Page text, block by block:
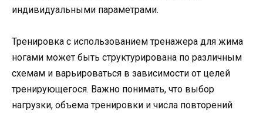
индивидуальными параметрами.
Тренировка с использованием тренажера для жима
ногами может быть структурирована по различным
схемам и варьироваться в зависимости от целей
тренирующегося. Важно понимать, что выбор
нагрузки, объема тренировки и числа повторений